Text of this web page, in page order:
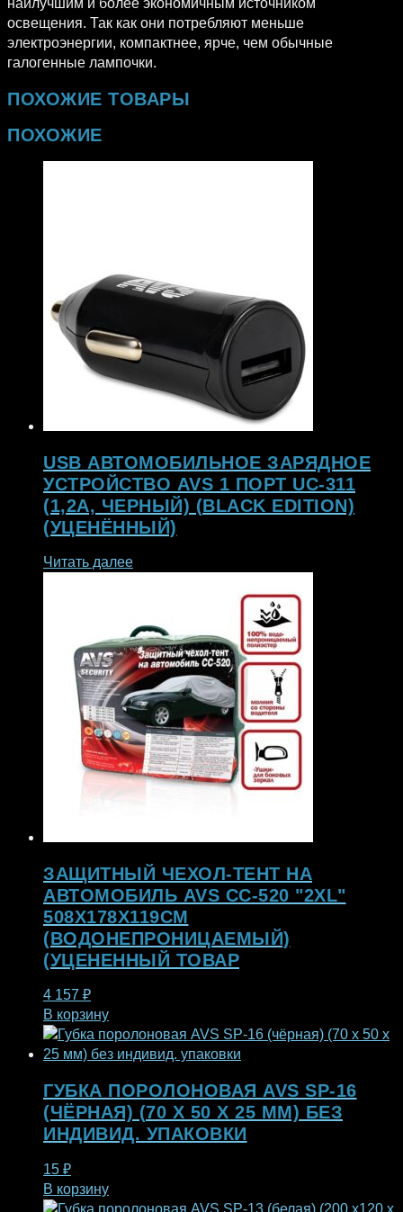
наилучшим и более экономичным источником
освещения. Так как они потребляют меньше
электроэнергии, компактнее, ярче, чем обычные
галогенные лампочки.
ПОХОЖИЕ ТОВАРЫ
ПОХОЖИЕ
USB АВТОМОБИЛЬНОЕ ЗАРЯДНОЕ
УСТРОЙСТВО AVS 1 ПОРТ UC-311
(1,2А, ЧЕРНЫЙ) (BLACK EDITION)
(УЦЕНЁННЫЙ)
Читать далее
ЗАЩИТНЫЙ ЧЕХОЛ-ТЕНТ НА
АВТОМОБИЛЬ AVS СС-520 "2XL"
508Х178Х119СМ
(ВОДОНЕПРОНИЦАЕМЫЙ)
(УЦЕНЕННЫЙ ТОВАР
4 157 ₽
В корзину
ГУБКА ПОРОЛОНОВАЯ AVS SP-16
(ЧЁРНАЯ) (70 X 50 X 25 ММ) БЕЗ
ИНДИВИД. УПАКОВКИ
15 ₽
В корзину